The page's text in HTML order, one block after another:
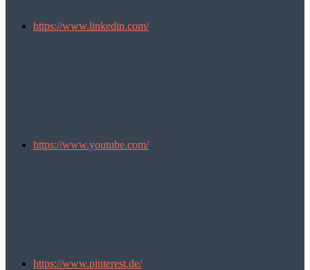
https://www.linkedin.com/
https://www.youtube.com/
https://www.pinterest.de/